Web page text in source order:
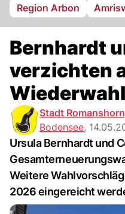
Region Arbon
Bernhardt
verzichten
Wiederwahl
Stadt Romanshorn
Bodensee,
Ursula Bernhardt und
Weitere
2026 eingereicht